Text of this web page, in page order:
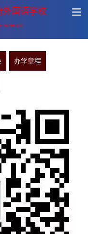
外国语学校
SCHOOL
办学章程